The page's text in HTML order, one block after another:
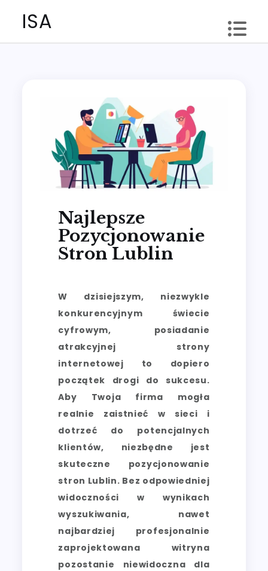
ISA
Najlepsze
Pozycjonowanie
Stron Lublin
W dzisiejszym, niezwykle
konkurencyjnym świecie
cyfrowym, posiadanie
atrakcyjnej strony
internetowej to dopiero
początek drogi do sukcesu.
Aby Twoja firma mogła
realnie zaistnieć w sieci i
dotrzeć do potencjalnych
klientów, niezbędne jest
skuteczne pozycjonowanie
stron Lublin. Bez odpowiedniej
widoczności w wynikach
wyszukiwania, nawet
najbardziej profesjonalnie
zaprojektowana witryna
pozostanie niewidoczna dla